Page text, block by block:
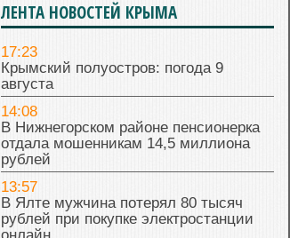
ЛЕНТА НОВОСТЕЙ КРЫМА
17:23
Крымский полуостров: погода 9
августа
14:08
В Нижнегорском районе пенсионерка
отдала мошенникам 14,5 миллиона
рублей
13:57
В Ялте мужчина потерял 80 тысяч
рублей при покупке электростанции